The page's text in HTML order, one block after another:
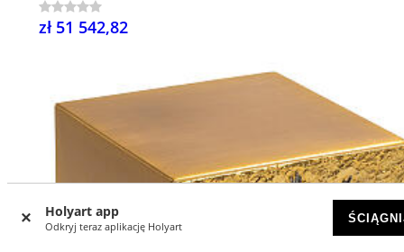
Holyart app
Odkryj teraz aplikację Holyart
zł 51 542,82